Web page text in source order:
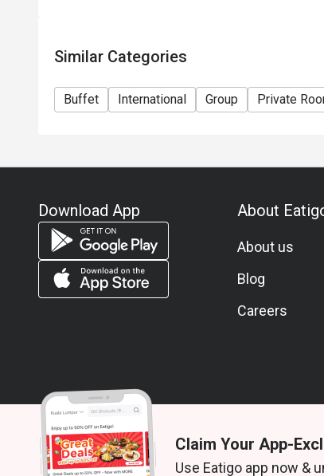
Similar Categories
Buffet International Group Private
Download App About
About us
Blog
Careers
© 2026 Zoek. All rights reserved.
Claim Your App-
Use Eatigo app now &